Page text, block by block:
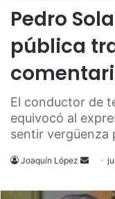
Pedro
pública
El conductor de
equivocó al
sentir vergüenza
Joaquín López
Send
email